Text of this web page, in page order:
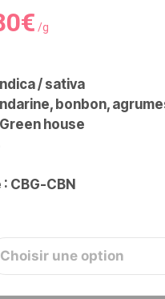
€ /g
/ sativa
bonbon,
house
CBG-CBN